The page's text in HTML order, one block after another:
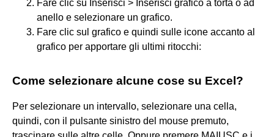
Fare clic su Inserisci > Inserisci grafico a torta o ad
anello e selezionare un grafico.
Fare clic sul grafico e quindi sulle icone accanto al
grafico per apportare gli ultimi ritocchi:
Come selezionare alcune cose su Excel?
Per selezionare un intervallo, selezionare una cella,
quindi, con il pulsante sinistro del mouse premuto,